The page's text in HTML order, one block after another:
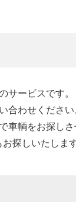
サービスです。
合わせください
車輌をお探し
探しいたします